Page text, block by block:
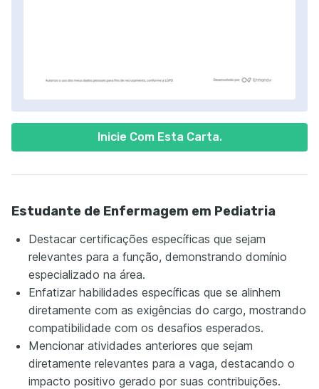
Inicie Com Esta Carta.
Estudante de Enfermagem em Pediatria
Destacar certificações específicas que sejam
relevantes para a função, demonstrando domínio
especializado na área.
Enfatizar habilidades específicas que se alinhem
diretamente com as exigências do cargo, mostrando
compatibilidade com os desafios esperados.
Mencionar atividades anteriores que sejam
diretamente relevantes para a vaga, destacando o
impacto positivo gerado por suas contribuições.